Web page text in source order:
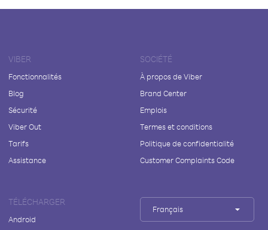
VIBER
Fonctionnalités
Blog
Sécurité
Viber Out
Tarifs
Assistance
SOCIÉTÉ
À propos de Viber
Brand Center
Emplois
Termes et conditions
Politique de confidentialité
Customer Complaints Code
TÉLÉCHARGER
Android
Français